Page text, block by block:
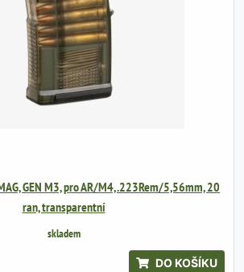
GEN M3, pro AR/M4, .223Rem/5,56mm, 20
ran, transparentní
skladem
DO KOŠÍKU